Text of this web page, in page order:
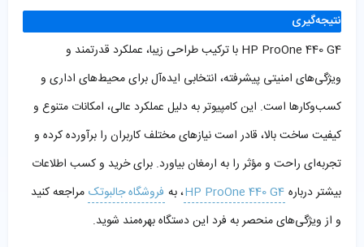
نتیجه‌گیری
HP ProOne 440 G4 با ترکیب طراحی زیبا، عملکرد قدرتمند و
ویژگی‌های امنیتی پیشرفته، انتخابی ایده‌آل برای محیط‌های اداری و
کسب‌وکارها است. این کامپیوتر به دلیل عملکرد عالی، امکانات متنوع و
کیفیت ساخت بالا، قادر است نیازهای مختلف کاربران را برآورده کرده و
تجربه‌ای راحت و مؤثر را به ارمغان بیاورد. برای خرید و کسب اطلاعات
بیشتر درباره HP ProOne 440 G4، به فروشگاه‌ جالبوتک مراجعه کنید
و از ویژگی‌های منحصر به فرد این دستگاه بهره‌مند شوید.